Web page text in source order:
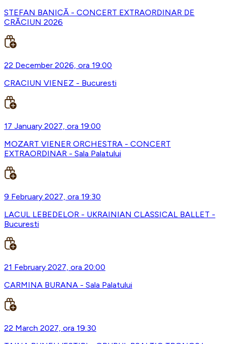
STEFAN BANICĂ - CONCERT EXTRAORDINAR DE
CRĂCIUN 2026
22 December 2026, ora 19:00
CRACIUN VIENEZ - Bucuresti
17 January 2027, ora 19:00
MOZART VIENER ORCHESTRA - CONCERT
EXTRAORDINAR - Sala Palatului
9 February 2027, ora 19:30
LACUL LEBEDELOR - UKRAINIAN CLASSICAL BALLET -
Bucuresti
21 February 2027, ora 20:00
CARMINA BURANA - Sala Palatului
22 March 2027, ora 19:30